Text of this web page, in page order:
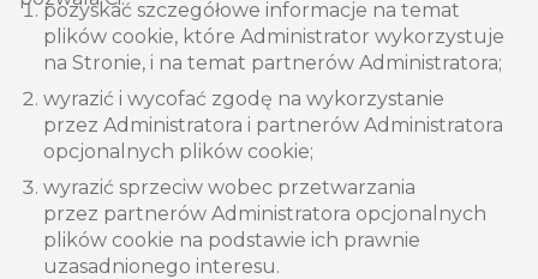
pozyskać szczegółowe informacje na temat
plików cookie, które Administrator wykorzystuje
na Stronie, i na temat partnerów Administratora;
wyrazić i wycofać zgodę na wykorzystanie
przez Administratora i partnerów Administratora
opcjonalnych plików cookie;
wyrazić sprzeciw wobec przetwarzania
przez partnerów Administratora opcjonalnych
plików cookie na podstawie ich prawnie
uzasadnionego interesu.